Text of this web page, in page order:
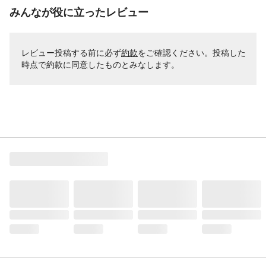
みんなが役に立ったレビュー
レビュー投稿する前に必ず約款をご確認ください。投稿した
時点で約款に同意したものとみなします。